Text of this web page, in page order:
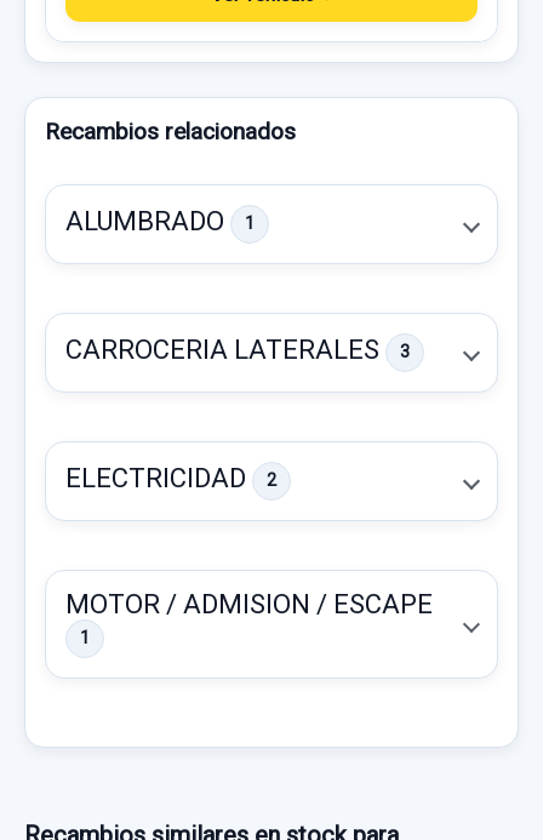
Recambios relacionados
ALUMBRADO 1
HYUNDAI TUCSON (JM) 2.0 CRDI CAT
CARROCERIA LATERALES 3
ELECTRICIDAD 2
MOTOR / ADMISION / ESCAPE
1